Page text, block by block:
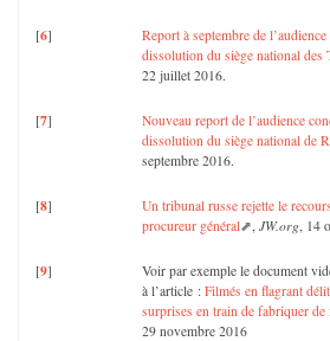
[6]
Report à septembre de
dissolution du siège national des
22 juillet 2016.
[7]
Nouveau report de l’audience
dissolution du siège national de
septembre 2016.
[8]
Un tribunal russe rejette le
procureur général
JW.org , 14
[9]
Voir par exemple le document
à l’article : Filmés en flagrant
surprises en train de fabriquer de
29 novembre 2016